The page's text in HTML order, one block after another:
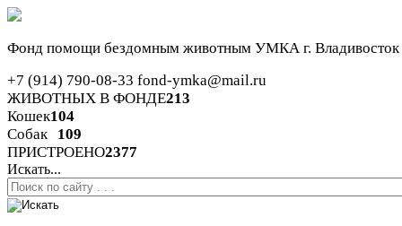
Фонд помощи бездомным животным УМКА г. Владивосток
+7 (914) 790-08-33 fond-ymka@mail.ru
ЖИВОТНЫХ В ФОНДЕ213
Кошек104
Собак
109
ПРИСТРОЕНО2377
Искать...